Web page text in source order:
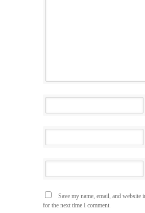
Save my name, email, and website
for the next time I comment.